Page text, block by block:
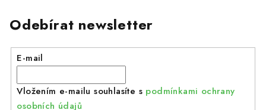
Odebírat newsletter
E-mail
Vložením e-mailu souhlasíte s podmínkami ochrany
osobních údajů